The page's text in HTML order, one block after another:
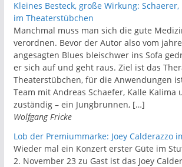
Kleines Besteck, große Wirkung:
im Theaterstübchen
Manchmal muss man sich die gute
verordnen. Bevor der Autor also vom
angesagten Blues bleischwer ins Sofa
er sich auf und geht raus. Ziel ist das
Theaterstübchen, für die Anwendungen
Team mit Andreas Schaefer, Kalle Kalima
zuständig – ein Jungbrunnen, […]
Wolfgang Fricke
Lob der Premiummarke: Joey Calderazzo
Wieder mal ein Konzert erster Güte im
2. November 23 zu Gast ist das Joey